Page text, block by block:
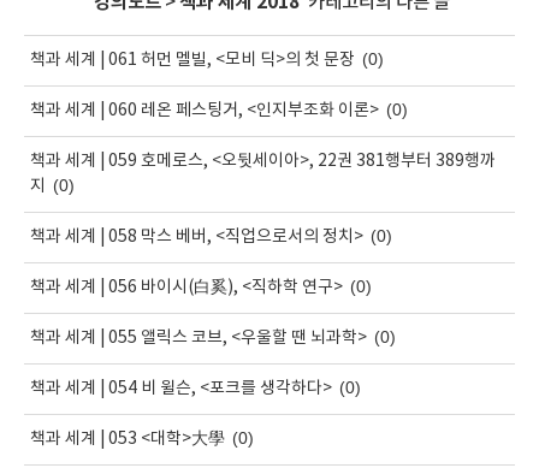
책과 세계 | 061 허먼 멜빌, <모비 딕>의 첫 문장 (0)
책과 세계 | 060 레온 페스팅거, <인지부조화 이론> (0)
책과 세계 | 059 호메로스, <오뒷세이아>, 22권 381행부터 389행까
지
(0)
책과 세계 | 058 막스 베버, <직업으로서의 정치> (0)
책과 세계 | 056 바이시(白奚), <직하학 연구> (0)
책과 세계 | 055 앨릭스 코브, <우울할 땐 뇌과학> (0)
책과 세계 | 054 비 윌슨, <포크를 생각하다> (0)
책과 세계 | 053 <대학>大學 (0)